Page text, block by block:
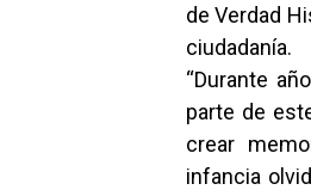
de Verdad
ciudadanía.
“Durante
parte de
crear
infancia